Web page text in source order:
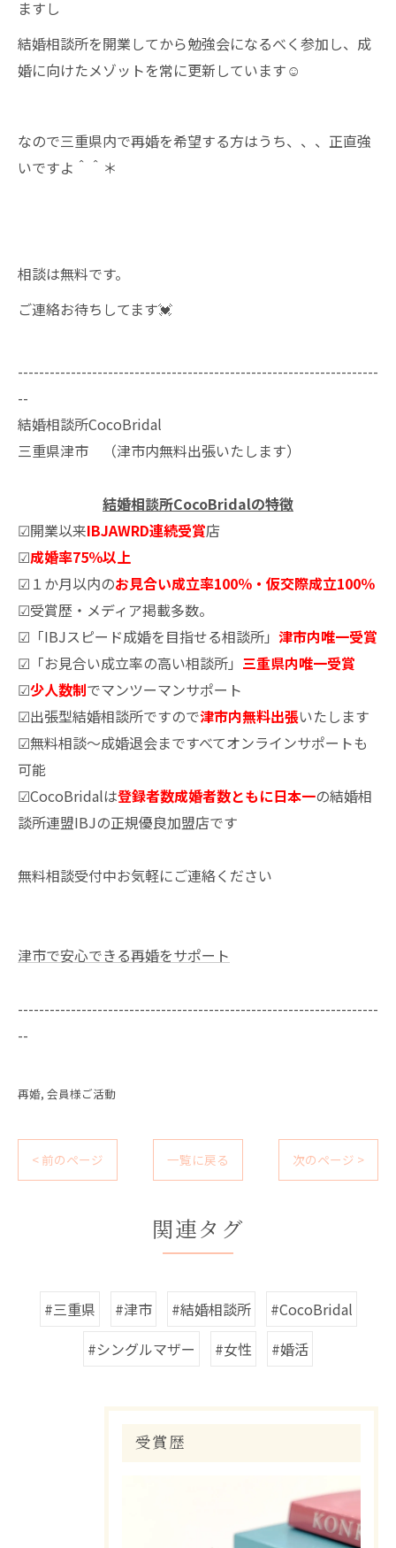
ますし
結婚相談所を開業してから勉強会になるべく参加し、成
婚に向けたメゾットを常に更新しています☺
なので三重県内で再婚を希望する方はうち、、、正直強
いですよ＾＾＊
相談は無料です。
ご連絡お待ちしてます💓
--------------------------------------------------------------------
--
結婚相談所CocoBridal
三重県津市 （津市内無料出張いたします）
結婚相談所CocoBridalの特徴
☑開業以来IBJAWRD連続受賞店
☑成婚率75％以上
☑１か月以内のお見合い成立率100％・仮交際成立100％
☑受賞歴・メディア掲載多数。
☑「IBJスピード成婚を目指せる相談所」 津市内唯一受賞
☑「お見合い成立率の高い相談所」 三重県内唯一受賞
☑少人数制でマンツーマンサポート
☑出張型結婚相談所ですので津市内無料出張いたします
☑無料相談～成婚退会まですべてオンラインサポートも
可能
☑CocoBridalは登録者数成婚者数ともに日本一の結婚相
談所連盟IBJの正規優良加盟店です
無料相談受付中お気軽にご連絡ください
津市で安心できる再婚をサポート
--------------------------------------------------------------------
--
再婚 会員様ご活動
< 前のページ 一覧に戻る 次のページ >
関連タグ
#三重県 #津市 #結婚相談所
#CocoBridal
#シングルマザー
#女性 #婚活
受賞歴